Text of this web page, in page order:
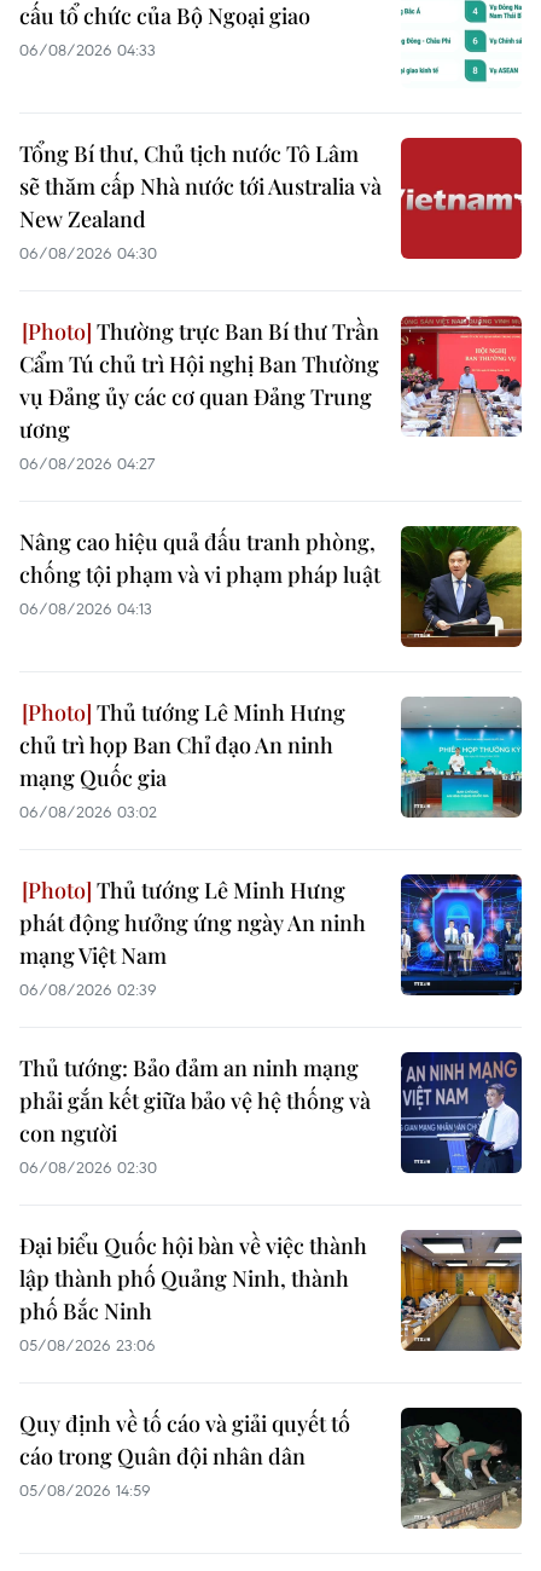
cấu tổ chức của Bộ Ngoại giao
06/08/2026 04:33
Tổng Bí thư, Chủ tịch nước Tô Lâm
sẽ thăm cấp Nhà nước tới Australia và
New Zealand
06/08/2026 04:30
Thường trực Ban Bí thư Trần
Cẩm Tú chủ trì Hội nghị Ban Thường
vụ Đảng ủy các cơ quan Đảng Trung
ương
06/08/2026 04:27
Nâng cao hiệu quả đấu tranh phòng,
chống tội phạm và vi phạm pháp luật
06/08/2026 04:13
Thủ tướng Lê Minh Hưng
chủ trì họp Ban Chỉ đạo An ninh
mạng Quốc gia
06/08/2026 03:02
Thủ tướng Lê Minh Hưng
phát động hưởng ứng ngày An ninh
mạng Việt Nam
06/08/2026 02:39
Thủ tướng: Bảo đảm an ninh mạng
phải gắn kết giữa bảo vệ hệ thống và
con người
06/08/2026 02:30
Đại biểu Quốc hội bàn về việc thành
lập thành phố Quảng Ninh, thành
phố Bắc Ninh
05/08/2026 23:06
Quy định về tố cáo và giải quyết tố
cáo trong Quân đội nhân dân
05/08/2026 14:59